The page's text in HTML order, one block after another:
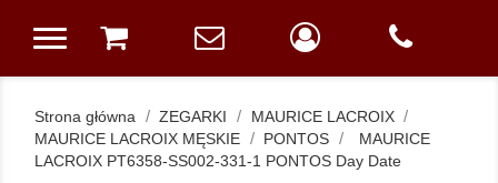
Strona główna ZEGARKI
MAURICE LACROIX
MAURICE LACROIX MĘSKIE
PONTOS
MAURICE
LACROIX PT6358-SS002-331-1 PONTOS Day Date